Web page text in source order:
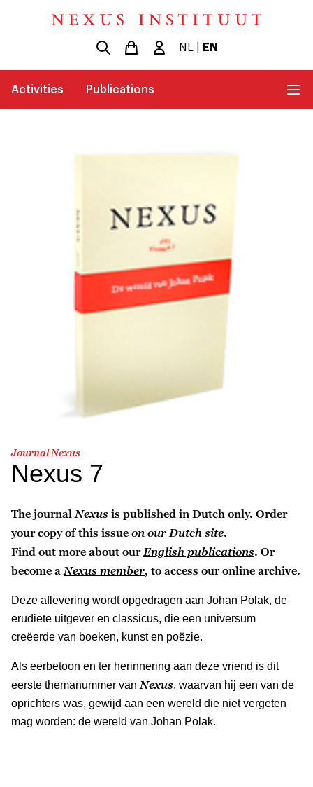
NL EN
Activities Publications
Journal Nexus
Nexus 7
The journal Nexus is published in Dutch only. Order
your copy of this issue on our Dutch site.
Find out more about our English publications. Or
become a Nexus member, to access our online archive.
Deze aflevering wordt opgedragen aan Johan Polak, de
erudiete uitgever en classicus, die een universum
creëerde van boeken, kunst en poëzie.
Als eerbetoon en ter herinnering aan deze vriend is dit
eerste themanummer van Nexus, waarvan hij een van de
oprichters was, gewijd aan een wereld die niet vergeten
mag worden: de wereld van Johan Polak.